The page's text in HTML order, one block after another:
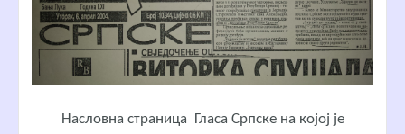
Насловна страница Гласа Српске на којој је